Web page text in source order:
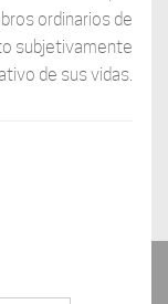
ordinarios de
subjetivamente
de sus vidas.